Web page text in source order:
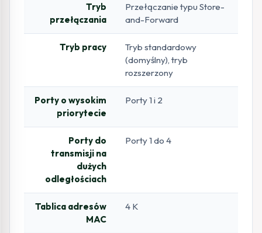
Tryb
przełączania
Przełączanie typu Store-
and-Forward
Tryb pracy
Tryb standardowy
(domyślny), tryb
rozszerzony
Porty o wysokim
priorytecie
Porty 1 i 2
Porty do
transmisji na
dużych
odległościach
Porty 1 do 4
Tablica adresów
MAC
4 K